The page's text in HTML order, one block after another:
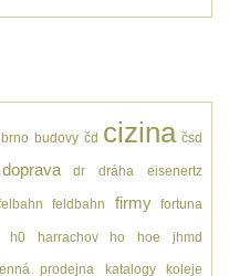
brno budovy čd cizina čsd
doprava dr dráha eisenertz
feldbahn firmy fortuna
h0 harrachov ho hoe jhmd
prodejna katalogy koleje